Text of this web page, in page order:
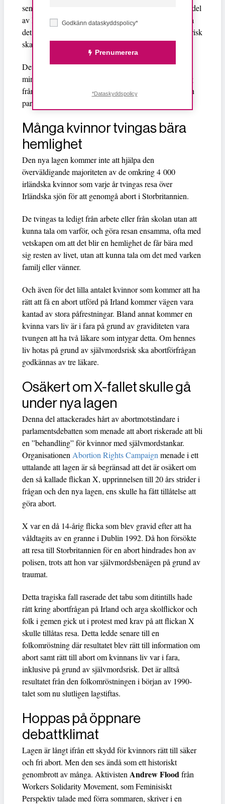
sent i torsdags kväll mot sitt eget parti Fine Gail i den del
av lagförslaget som är mest kontroversiell, det vill säga
det stycke som säger att en gravid kvinnas självmordsrisk
ska fungera som ett skäl för abort.
Detta innebar att hon i praktikenavsatte sig självfrån
ministerposten – partiledningen har klargjort att avsteg
från partipiskan innebär sparken – och uteslutning från
partigruppen.
Många kvinnor tvingas bära
hemlighet
Den nya lagen kommer inte att hjälpa den
överväldigande majoriteten av de omkring 4 000
irländska kvinnor som varje år tvingas resa över
Irländska sjön för att genomgå abort i Storbritannien.
De tvingas ta ledigt från arbete eller från skolan utan att
kunna tala om varför, och göra resan ensamma, ofta med
vetskapen om att det blir en hemlighet de får bära med
sig resten av livet, utan att kunna tala om det med varken
familj eller vänner.
Och även för det lilla antalet kvinnor som kommer att ha
rätt att få en abort utförd på Irland kommer vägen vara
kantad av stora påfrestningar. Bland annat kommer en
kvinna vars liv är i fara på grund av graviditeten vara
tvungen att ha två läkare som intygar detta. Om hennes
liv hotas på grund av självmordsrisk ska abortförfrågan
godkännas av tre läkare.
Osäkert om X-fallet skulle gå
under nya lagen
Denna del attackerades hårt av abortmotståndare i
parlamentsdebatten som menade att abort riskerade att bli
en ”behandling” för kvinnor med självmordstankar.
Organisationen Abortion Rights Campaign menade i ett
uttalande att lagen är så begränsad att det är osäkert om
den så kallade flickan X, upprinnelsen till 20 års strider i
frågan och den nya lagen, ens skulle ha fått tillåtelse att
göra abort.
X var en då 14-årig flicka som blev gravid efter att ha
våldtagits av en granne i Dublin 1992. Då hon försökte
att resa till Storbritannien för en abort hindrades hon av
polisen, trots att hon var självmordsbenägen på grund av
traumat.
Detta tragiska fall raserade det tabu som ditintills hade
rått kring abortfrågan på Irland och arga skolflickor och
folk i gemen gick ut i protest med krav på att flickan X
skulle tillåtas resa. Detta ledde senare till en
folkomröstning där resultatet blev rätt till information om
abort samt rätt till abort om kvinnans liv var i fara,
inklusive på grund av självmordsrisk. Det är alltså
resultatet från den folkomröstningen i början av 1990-
talet som nu slutligen lagstiftas.
Hoppas på öppnare
debattklimat
Lagen är långt ifrån ett skydd för kvinnors rätt till säker
och fri abort. Men den ses ändå som ett historiskt
genombrott av många. Aktivisten Andrew Floodfrån
Workers Solidarity Movement, som Feminisiskt
Perspektiv talade med förra sommaren, skriver i en
Godkänn dataskyddspolicy*
Prenumerera
*Dataskyddspolicy